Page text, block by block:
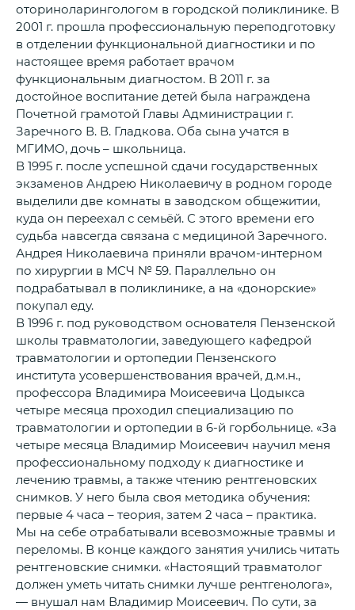
оториноларингологом в городской поликлинике. В
2001 г. прошла профессиональную переподготовку
в отделении функциональной диагностики и по
настоящее время работает врачом
функциональным диагностом. В 2011 г. за
достойное воспитание детей была награждена
Почетной грамотой Главы Администрации г.
Заречного В. В. Гладкова. Оба сына учатся в
МГИМО, дочь – школьница.
В 1995 г. после успешной сдачи государственных
экзаменов Андрею Николаевичу в родном городе
выделили две комнаты в заводском общежитии,
куда он переехал с семьёй. С этого времени его
судьба навсегда связана с медициной Заречного.
Андрея Николаевича приняли врачом-интерном
по хирургии в МСЧ № 59. Параллельно он
подрабатывал в поликлинике, а на «донорские»
покупал еду.
В 1996 г. под руководством основателя Пензенской
школы травматологии, заведующего кафедрой
травматологии и ортопедии Пензенского
института усовершенствования врачей, д.м.н.,
профессора Владимира Моисеевича Цодыкса
четыре месяца проходил специализацию по
травматологии и ортопедии в 6-й горбольнице. «За
четыре месяца Владимир Моисеевич научил меня
профессиональному подходу к диагностике и
лечению травмы, а также чтению рентгеновских
снимков. У него была своя методика обучения:
первые 4 часа – теория, затем 2 часа – практика.
Мы на себе отрабатывали всевозможные травмы и
переломы. В конце каждого занятия учились читать
рентгеновские снимки. «Настоящий травматолог
должен уметь читать снимки лучше рентгенолога»,
— внушал нам Владимир Моисеевич. По сути, за